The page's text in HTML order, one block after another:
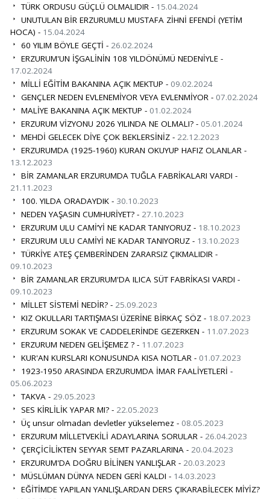
TÜRK ORDUSU GÜÇLÜ OLMALIDIR - 15.04.2024
UNUTULAN BİR ERZURUMLU MUSTAFA ZİHNİ EFENDİ (YETİM
HOCA) - 15.04.2024
60 YILIM BÖYLE GEÇTİ - 26.02.2024
ERZURUM'UN İŞGALİNİN 108 YILDÖNÜMÜ NEDENİYLE -
17.02.2024
MİLLİ EĞİTİM BAKANINA AÇIK MEKTUP - 09.02.2024
GENÇLER NEDEN EVLENEMİYOR VEYA EVLENMİYOR - 07.02.2024
MALİYE BAKANINA AÇIK MEKTUP - 01.02.2024
ERZURUM VİZYONU 2026 YILINDA NE OLMALI? - 05.01.2024
MEHDİ GELECEK DİYE ÇOK BEKLERSİNİZ - 22.12.2023
ERZURUMDA (1925-1960) KURAN OKUYUP HAFIZ OLANLAR -
13.12.2023
BİR ZAMANLAR ERZURUMDA TUĞLA FABRİKALARI VARDI -
21.11.2023
100. YILDA ORADAYDIK - 30.10.2023
NEDEN YAŞASIN CUMHURİYET? - 27.10.2023
ERZURUM ULU CAMİ’Yİ NE KADAR TANIYORUZ - 18.10.2023
ERZURUM ULU CAMİYİ NE KADAR TANIYORUZ - 13.10.2023
TÜRKİYE ATEŞ ÇEMBERİNDEN ZARARSIZ ÇIKMALIDIR -
09.10.2023
BİR ZAMANLAR ERZURUM'DA ILICA SÜT FABRİKASI VARDI -
09.10.2023
MİLLET SİSTEMİ NEDİR? - 25.09.2023
KIZ OKULLARI TARTIŞMASI ÜZERİNE BİRKAÇ SÖZ - 18.07.2023
ERZURUM SOKAK VE CADDELERİNDE GEZERKEN - 11.07.2023
ERZURUM NEDEN GELİŞEMEZ ? - 11.07.2023
KUR'AN KURSLARI KONUSUNDA KISA NOTLAR - 01.07.2023
1923-1950 ARASINDA ERZURUMDA İMAR FAALİYETLERİ -
05.06.2023
TAKVA - 29.05.2023
SES KİRLİLİK YAPAR MI? - 22.05.2023
Üç unsur olmadan devletler yükselemez - 08.05.2023
ERZURUM MİLLETVEKİLİ ADAYLARINA SORULAR - 26.04.2023
ÇERÇİCİLİKTEN SEYYAR SEMT PAZARLARINA - 20.04.2023
ERZURUM'DA DOĞRU BİLİNEN YANLIŞLAR - 20.03.2023
MÜSLÜMAN DÜNYA NEDEN GERİ KALDI - 14.03.2023
EĞİTİMDE YAPILAN YANLIŞLARDAN DERS ÇIKARABİLECEK MİYİZ?